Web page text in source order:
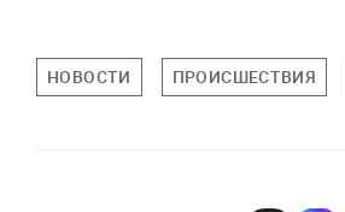
НОВОСТИ ПРОИСШЕСТВИЯ